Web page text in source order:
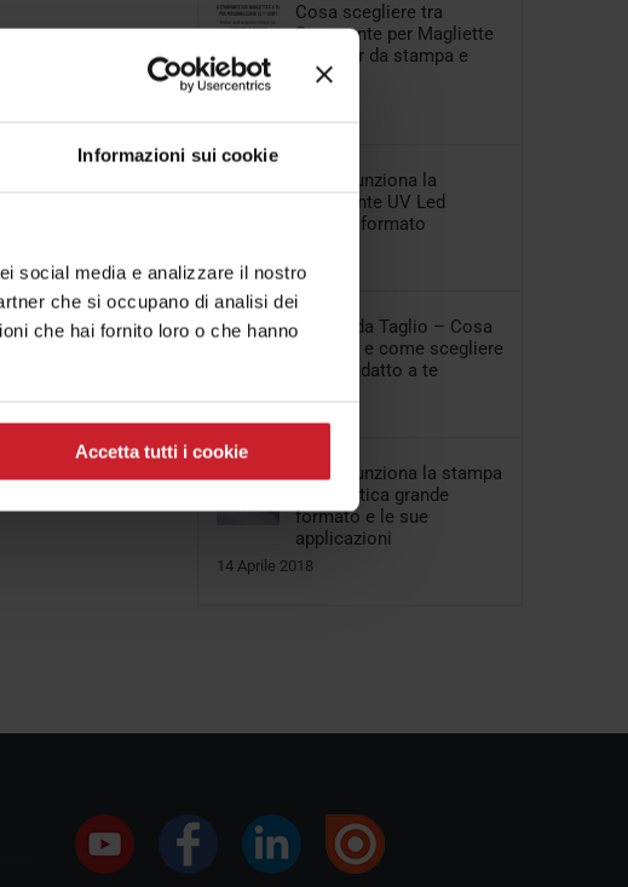
Informazioni sui cookie
social media e analizzare il nostro
che si occupano di analisi dei
che hai fornito loro o che hanno
Accetta tutti i cookie
Cosa scegliere tra
Stampante per Magliette
e Plotter da stampa e
taglio
Come funziona la
Stampante UV Led
piccolo formato
Plotter da Taglio – Cosa
valutare e come scegliere
quello adatto a te
08 Aprile 2018
Come funziona la stampa
sublimatica grande
formato e le sue
applicazioni
14 Aprile 2018